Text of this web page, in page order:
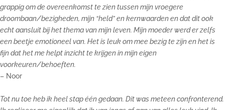
grappig om de overeenkomst te zien tussen mijn vroegere
droombaan/bezigheden, mijn “held” en kernwaarden en dat dit ook
echt aansluit bij het thema van mijn leven. Mijn moeder werd er zelfs
een beetje emotioneel van. Het is leuk om mee bezig te zijn en het is
fijn dat het me helpt inzicht te krijgen in mijn eigen
voorkeuren/behoeften.
– Noor
Tot nu toe heb ik heel stap één gedaan. Dit was meteen confronterend.